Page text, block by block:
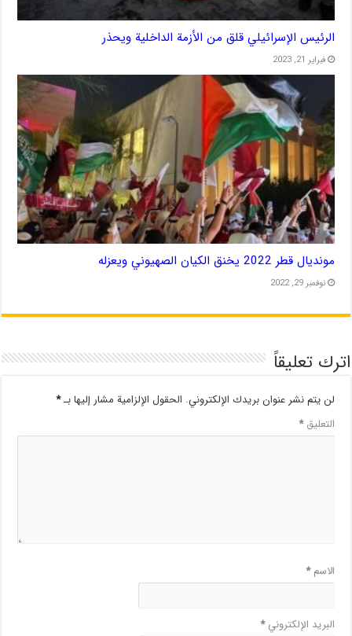
الرئيس الإسرائيلي قلق من الأزمة الداخلية ويحذر
فبراير 21, 2023
مونديال قطر 2022 يخنق الكيان الصهيوني ويعزله
نوفمبر 29, 2022
اترك تعليقاً
لن يتم نشر عنوان بريدك الإلكتروني. الحقول الإلزامية مشار إليها بـ*
التعليق*
الاسم*
البريد الإلكتروني*